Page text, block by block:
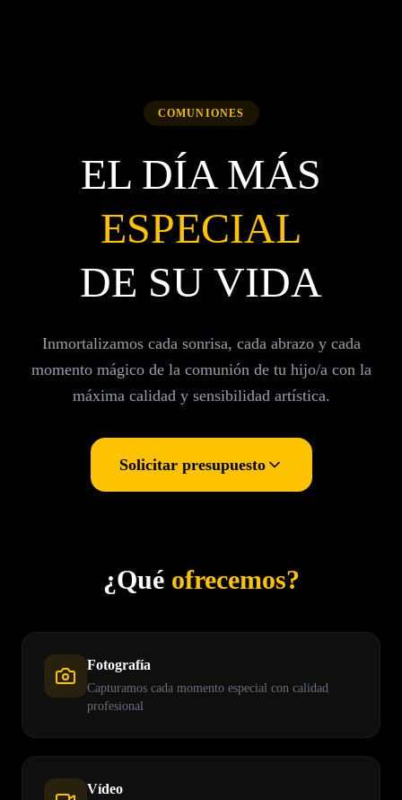
COMUNIONES
EL DÍA MÁS
ESPECIAL
DE SU VIDA
Inmortalizamos cada sonrisa, cada abrazo y cada
momento mágico de la comunión de tu hijo/a con la
máxima calidad y sensibilidad artística.
Solicitar presupuesto
¿Qué ofrecemos?
Fotografía
Capturamos cada momento especial con calidad
profesional
Vídeo